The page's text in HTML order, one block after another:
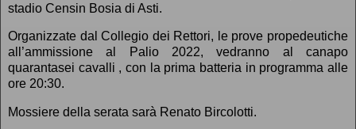
stadio Censin Bosia di Asti.
Organizzate dal Collegio dei Rettori, le prove propedeutiche
all’ammissione al Palio 2022, vedranno al canapo
quarantasei cavalli , con la prima batteria in programma alle
ore 20:30.
Mossiere della serata sarà Renato Bircolotti.